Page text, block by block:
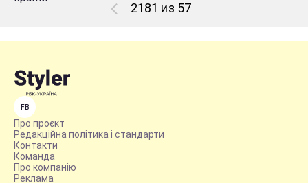
2181 из 57
FB
Про проєкт
Редакційна політика і стандарти
Контакти
Команда
Про компанію
Реклама